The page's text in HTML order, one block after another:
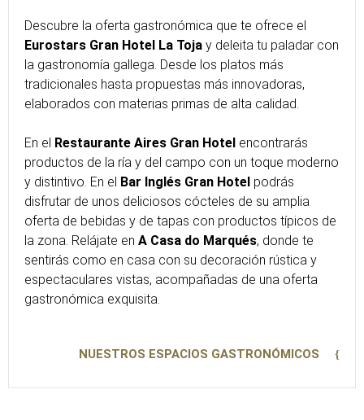
Descubre la oferta gastronómica que te ofrece el
Eurostars Gran Hotel La Toja y deleita tu paladar con
la gastronomía gallega. Desde los platos más
tradicionales hasta propuestas más innovadoras,
elaborados con materias primas de alta calidad.
En el Restaurante Aires Gran Hotel encontrarás
productos de la ría y del campo con un toque moderno
y distintivo. En el Bar Inglés Gran Hotel podrás
disfrutar de unos deliciosos cócteles de su amplia
oferta de bebidas y de tapas con productos típicos de
la zona. Relájate en A Casa do Marqués, donde te
sentirás como en casa con su decoración rústica y
espectaculares vistas, acompañadas de una oferta
gastronómica exquisita.
NUESTROS ESPACIOS GASTRONÓMICOS